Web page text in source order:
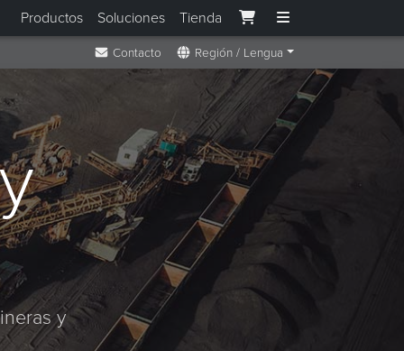
Productos Soluciones Tienda
Contacto Región / Lengua
y